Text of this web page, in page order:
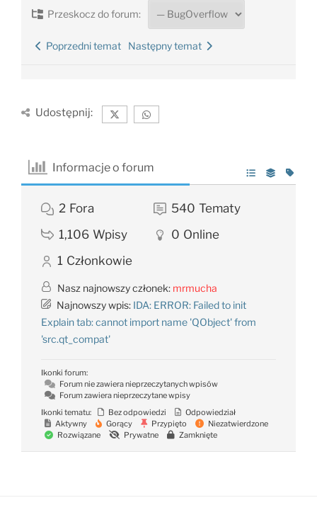
Przeskocz do forum:
Poprzedni temat Następny temat
Udostępnij:
Informacje o forum
2 Fora 540 Tematy
1,106 Wpisy 0 Online
1 Członkowie
Nasz najnowszy członek: mrmucha
Najnowszy wpis: IDA: ERROR: Failed to init
Explain tab: cannot import name 'QObject' from
'src.qt_compat'
Ikonki forum:
Forum nie zawiera nieprzeczytanych wpisów
Forum zawiera nieprzeczytane wpisy
Ikonki tematu:
Bez odpowiedzi
Odpowiedział
Aktywny
Gorący Przypięto
Niezatwierdzone
Rozwiązane
Prywatne Zamknięte